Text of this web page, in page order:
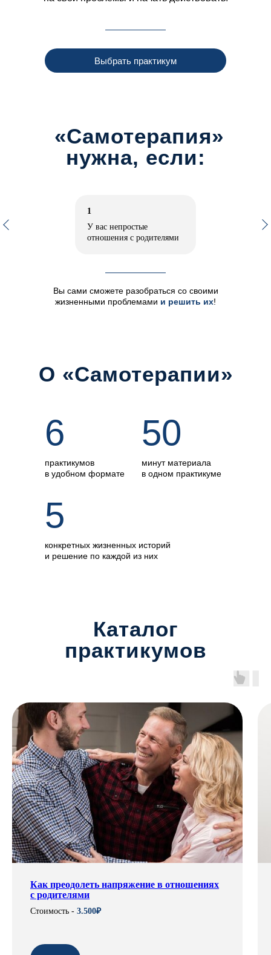
Выбрать практикум
«Самотерапия»
нужна, если:
1
У вас непростые
отношения с родителями
Вы сами сможете разобраться со своими
жизненными проблемами и решить их!
О «Самотерапии»
практикумов
в удобном формате
6 50
минут материала
в одном практикуме
конкретных жизненных историй
и решение по каждой из них
5
Каталог
практикумов
Как преодолеть напряжение в отношениях
с родителями
Стоимость - 3.500₽